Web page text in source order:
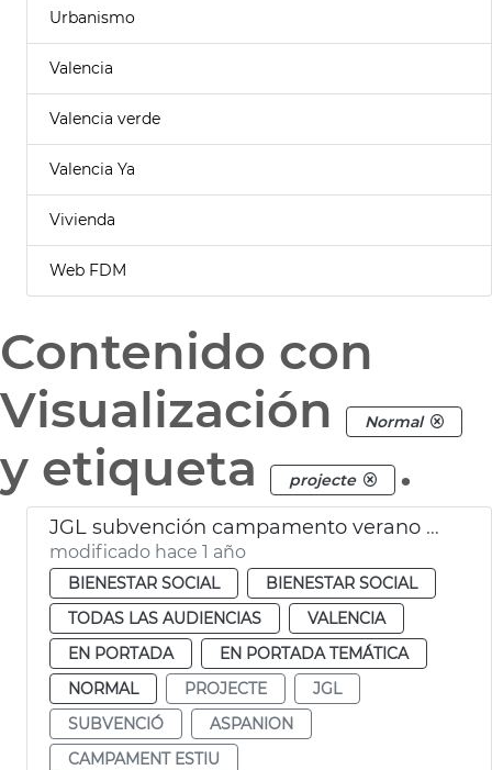
Urbanismo
Valencia
Valencia verde
Valencia Ya
Vivienda
Web FDM
Contenido con
Visualización
Normal
y etiqueta projecte .
JGL subvención campamento verano ASPNION
modificado hace 1 año
BIENESTAR SOCIAL
BIENESTAR SOCIAL
TODAS LAS AUDIENCIAS
VALENCIA
EN PORTADA
EN PORTADA TEMÁTICA
NORMAL
PROJECTE
JGL
SUBVENCIÓ
ASPANION
CAMPAMENT ESTIU